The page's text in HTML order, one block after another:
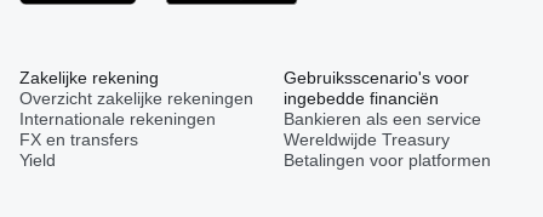
Zakelijke rekening
Overzicht zakelijke rekeningen
Internationale rekeningen
FX en transfers
Yield
Gebruiksscenario's voor
ingebedde financiën
Bankieren als een service
Wereldwijde Treasury
Betalingen voor platformen